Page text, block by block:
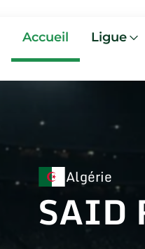
Accueil Ligue
Algérie
SAID